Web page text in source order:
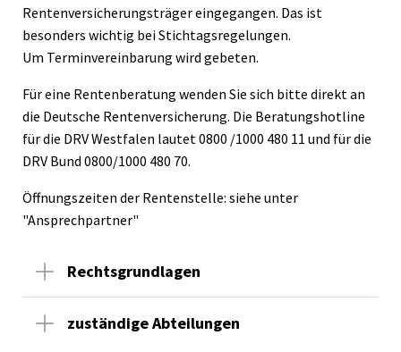
Rentenversicherungsträger eingegangen. Das ist
besonders wichtig bei Stichtagsregelungen.
Um Terminvereinbarung wird gebeten.
Für eine Rentenberatung wenden Sie sich bitte direkt an
die Deutsche Rentenversicherung. Die Beratungshotline
für die DRV Westfalen lautet 0800 /1000 480 11 und für die
DRV Bund 0800/1000 480 70.
Öffnungszeiten der Rentenstelle: siehe unter
"Ansprechpartner"
Rechtsgrundlagen
zuständige Abteilungen